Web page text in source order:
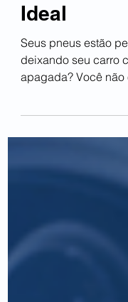
Pretinhos
para o
Como
Encontrar o pneu